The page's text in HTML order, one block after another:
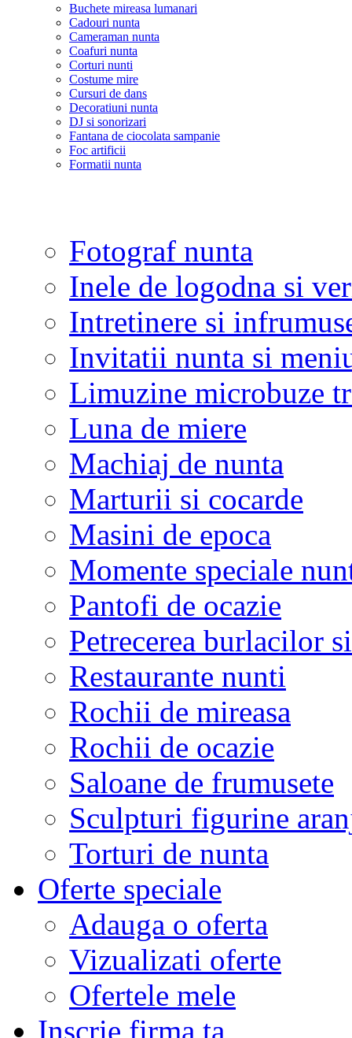
Buchete mireasa lumanari
Cadouri nunta
Cameraman nunta
Coafuri nunta
Corturi nunti
Costume mire
Cursuri de dans
Decoratiuni nunta
DJ si sonorizari
Fantana de ciocolata sampanie
Foc artificii
Formatii nunta
Fotograf nunta
Inele de logodna si
Intretinere si
Invitatii nunta si
Limuzine microbuze
Luna de miere
Machiaj de nunta
Marturii si cocarde
Masini de epoca
Momente speciale
Pantofi de ocazie
Petrecerea burlacilor
Restaurante nunti
Rochii de mireasa
Rochii de ocazie
Saloane de frumusete
Sculpturi figurine
Torturi de nunta
Oferte speciale
Adauga o oferta
Vizualizati oferte
Ofertele mele
Inscrie firma ta